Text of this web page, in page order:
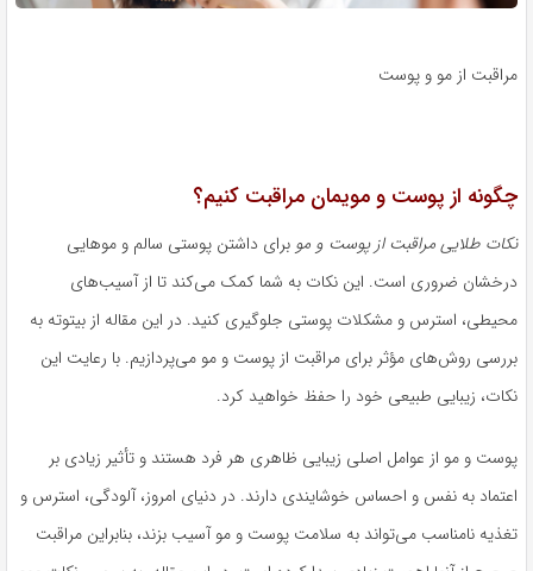
مراقبت از مو و پوست
چگونه از پوست و مویمان مراقبت کنیم؟
نکات طلایی مراقبت از پوست و مو برای داشتن پوستی سالم و موهایی
درخشان ضروری است. این نکات به شما کمک می‌کند تا از آسیب‌های
محیطی، استرس و مشکلات پوستی جلوگیری کنید. در این مقاله از بیتوته به
بررسی روش‌های مؤثر برای مراقبت از پوست و مو می‌پردازیم. با رعایت این
نکات، زیبایی طبیعی خود را حفظ خواهید کرد.
پوست و مو از عوامل اصلی زیبایی ظاهری هر فرد هستند و تأثیر زیادی بر
اعتماد به نفس و احساس خوشایندی دارند. در دنیای امروز، آلودگی، استرس و
تغذیه نامناسب می‌تواند به سلامت پوست و مو آسیب بزند، بنابراین مراقبت